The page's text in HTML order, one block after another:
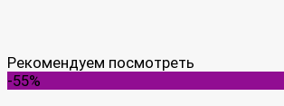
Рекомендуем посмотреть
-55%